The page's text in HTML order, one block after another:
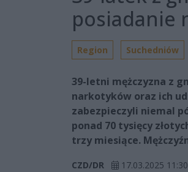
posiadanie
Region Suchedniów
39-letni mężczyzna z
narkotyków oraz ich
zabezpieczyli niemal
ponad 70 tysięcy
trzy miesiące.
CZD/DR 17.03.2025 11:30